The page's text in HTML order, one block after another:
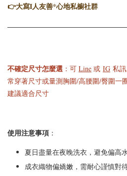
👉大寫I人友善*心地私櫥社群
不確定尺寸怎麼選 ：可 Line 或 IG 私
常穿著尺寸或量測胸圍/高腰圍/臀圍一
建議適合尺寸
使用注意事項 ：
夏日盡量在夜晚洗衣，避免偏高
成衣織物偏嬌嫩，需耐心謹慎對